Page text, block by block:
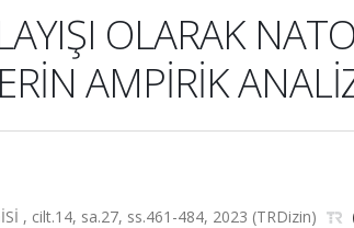
OLARAK
AMPİRİK
, cilt.14, sa.27, ss.461-484, 2023 (TRDizin)